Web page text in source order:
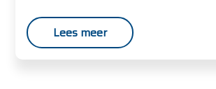
Lees meer